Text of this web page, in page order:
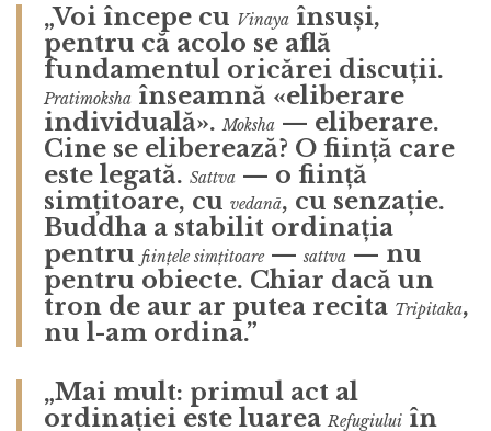
„Voi începe cu Vinaya însuși,
pentru că acolo se află
fundamentul oricărei discuții.
Pratimoksha înseamnă «eliberare
individuală».Moksha — eliberare.
Cine se eliberează? O ființă care
este legată. Sattva — o ființă
simțitoare, cu vedanā, cu senzație.
Buddha a stabilit ordinația
pentru ființele simțitoare— sattva — nu
pentru obiecte. Chiar dacă un
tron de aur ar putea recita Tripitaka,
nu l-am ordina.”
„Mai mult: primul act al
ordinației este luarea Refugiului în